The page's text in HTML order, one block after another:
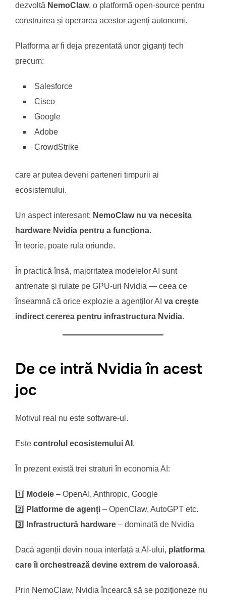
dezvoltă NemoClaw, o platformă open-source pentru
construirea și operarea acestor agenți autonomi.
Platforma ar fi deja prezentată unor giganți tech
precum:
Salesforce
Cisco
Google
Adobe
CrowdStrike
care ar putea deveni parteneri timpurii ai
ecosistemului.
Un aspect interesant: NemoClaw nu va necesita
hardware Nvidia pentru a funcționa.
În teorie, poate rula oriunde.
În practică însă, majoritatea modelelor AI sunt
antrenate și rulate pe GPU-uri Nvidia — ceea ce
înseamnă că orice explozie a agenților AI va crește
indirect cererea pentru infrastructura Nvidia.
De ce intră Nvidia în acest
joc
Motivul real nu este software-ul.
Este controlul ecosistemului AI .
În prezent există trei straturi în economia AI:
1️⃣ Modele – OpenAI, Anthropic, Google
2️⃣ Platforme de agenți – OpenClaw, AutoGPT etc.
3️⃣
Infrastructură hardware – dominată de Nvidia
Dacă agenții devin noua interfață a AI-ului, platforma
care îi orchestrează devine extrem de valoroasă.
Prin NemoClaw, Nvidia încearcă să se poziționeze nu